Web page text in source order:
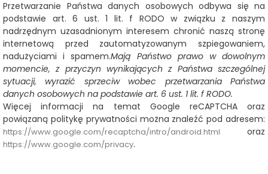
Przetwarzanie Państwa danych osobowych odbywa się na
podstawie art. 6 ust. 1 lit. f RODO w związku z naszym
nadrzędnym uzasadnionym interesem chronić naszą stronę
internetową przed zautomatyzowanym szpiegowaniem,
nadużyciami i spamem.Mają Państwo prawo w dowolnym
momencie, z przyczyn wynikających z Państwa szczególnej
sytuacji, wyrazić sprzeciw wobec przetwarzania Państwa
danych osobowych na podstawie art. 6 ust. 1 lit. f RODO.
Więcej informacji na temat Google reCAPTCHA oraz
powiązaną politykę prywatności można znaleźć pod adresem:
https://www.google.com/recaptcha/intro/android.html oraz
https://www.google.com/privacy.